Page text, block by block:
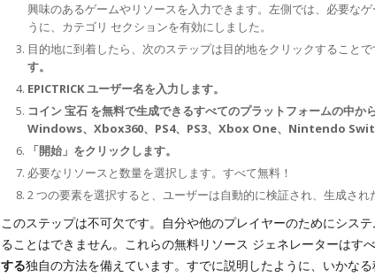
興味のあるゲームやリソースを入力できます。左側では、必要な
うに、カテゴリ セクションを有効にしました。
目的地に到着したら、次のステップは目的地をクリックすることで
す。
EPICTRICK ユーザー名を入力します。
コイン 宝石 を無料で生成できるすべてのプラットフォームの中
Windows、Xbox360、PS4、PS3、Xbox One、Nintendo
「開始」をクリックします。
必要なリソースと数量を選択します。すべて無料！
2 つの要素を選択すると、ユーザーは自動的に検証され、生成され
このステップは不可欠です。自分や他のプレイヤーのためにシス
ることはできません。これらの無料リソース ジェネレーターはす
する独自の方法を備えています。すでに説明したように、いかな